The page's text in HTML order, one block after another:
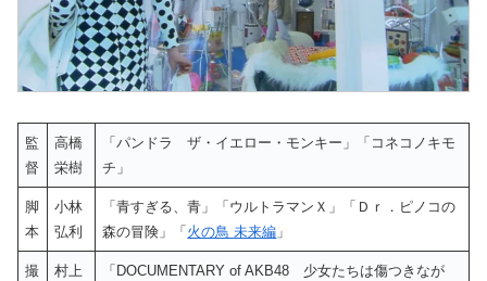
監
督
高橋
栄樹
「パンドラ ザ・イエロー・モンキー」「コネコノキモ
チ」
脚
本
小林
弘利
「青すぎる、青」「ウルトラマンＸ」「Ｄｒ．ピノコの
森の冒険」「 火の鳥 未来編 」
撮
村上
「DOCUMENTARY of AKB48 少女たちは傷つきなが